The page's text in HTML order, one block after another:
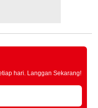
hari. Langgan Sekarang!